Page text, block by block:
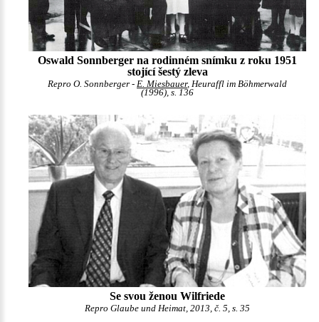
Oswald Sonnberger na rodinném snímku z roku 1951
stojící šestý zleva
Repro O. Sonnberger - E. Miesbauer, Heuraffl im Böhmerwald
(1996), s. 136
Se svou ženou Wilfriede
Repro Glaube und Heimat, 2013, č. 5, s. 35